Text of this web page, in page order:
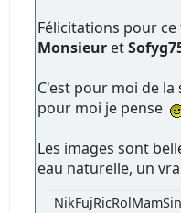
Félicitations pour
Monsieur et
C'est pour moi de
pour moi je pense
Les images sont
eau naturelle, un
NikFujRicRolMamSin